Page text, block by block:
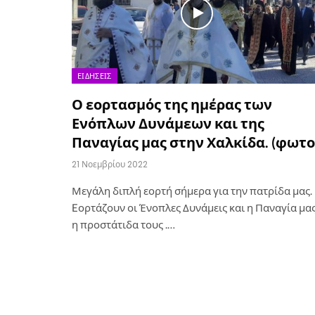
ΕΙΔΉΣΕΙΣ
Ο εορτασμός της ημέρας των
Ενόπλων Δυνάμεων και της
Παναγίας μας στην Χαλκίδα.
21 Νοεμβρίου 2022
Μεγάλη διπλή εορτή σήμερα για την πατρίδα μας.
Eορτάζουν οι Ένοπλες Δυνάμεις και η Παναγία
η προστάτιδα τους .…